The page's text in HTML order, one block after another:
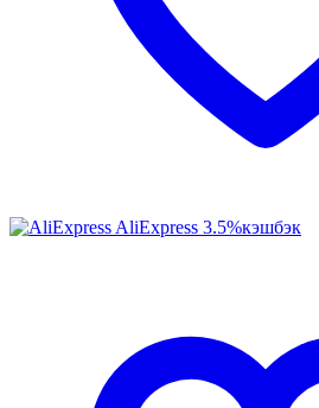
AliExpress 3.5%кэшбэк